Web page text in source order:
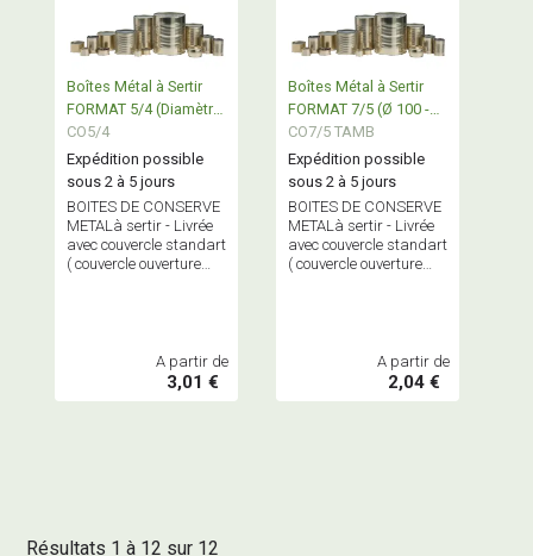
Boîtes Métal à Sertir
FORMAT 5/4 (Diamètre
73 - 153)
CO5/4
Expédition possible
sous 2 à 5 jours
BOITES DE CONSERVE
METALà sertir - Livrée
avec couvercle standart
( couvercle ouverture
A partir de
3,01 €
Boîtes Métal à Sertir
FORMAT 7/5 (Ø 100 -
153 TAMBOURIN )
CO7/5 TAMB
Expédition possible
sous 2 à 5 jours
BOITES DE CONSERVE
METALà sertir - Livrée
avec couvercle standart
( couvercle ouverture
A partir de
2,04 €
Résultats 1 à 12 sur 12